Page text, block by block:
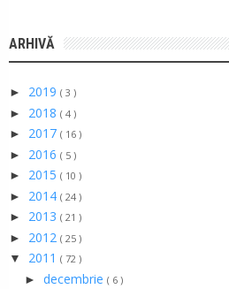
ARHIVĂ
► 2019 ( 3 )
► 2018 ( 4 )
► 2017 ( 16 )
► 2016 ( 5 )
► 2015 ( 10 )
► 2014 ( 24 )
► 2013 ( 21 )
► 2012 ( 25 )
▼ 2011 ( 72 )
► decembrie ( 6 )